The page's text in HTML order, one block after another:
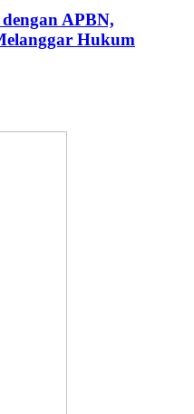
APBN,
Hukum